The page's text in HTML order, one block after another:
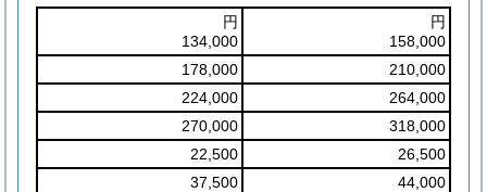
円
134,000
円
158,000
178,000
210,000
224,000
264,000
270,000
318,000
22,500
26,500
37,500
44,000